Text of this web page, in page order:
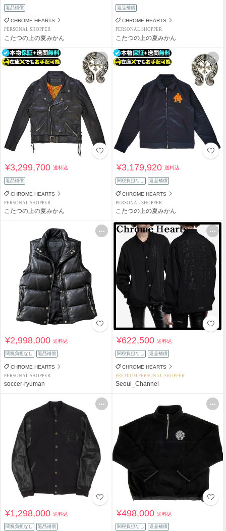
返品補償
CHROME HEARTS
PERSONAL SHOPPER
こたつの上の夏みかん
返品補償
CHROME HEARTS
PERSONAL SHOPPER
こたつの上の夏みかん
¥3,299,700送料込
返品補償
CHROME HEARTS
PERSONAL SHOPPER
こたつの上の夏みかん
¥3,179,920送料込
関税負担なし 返品補償
CHROME HEARTS
PERSONAL SHOPPER
こたつの上の夏みかん
¥2,998,000送料込
関税負担なし 返品補償
CHROME HEARTS
PERSONAL SHOPPER
soccer-ryuman
¥622,500送料込
関税負担なし 返品補償
CHROME HEARTS
PREMIUM PERSONAL SHOPPER
Seoul_Channel
¥1,298,000送料込
関税負担なし 返品補償
¥498,000送料込
関税負担なし 返品補償